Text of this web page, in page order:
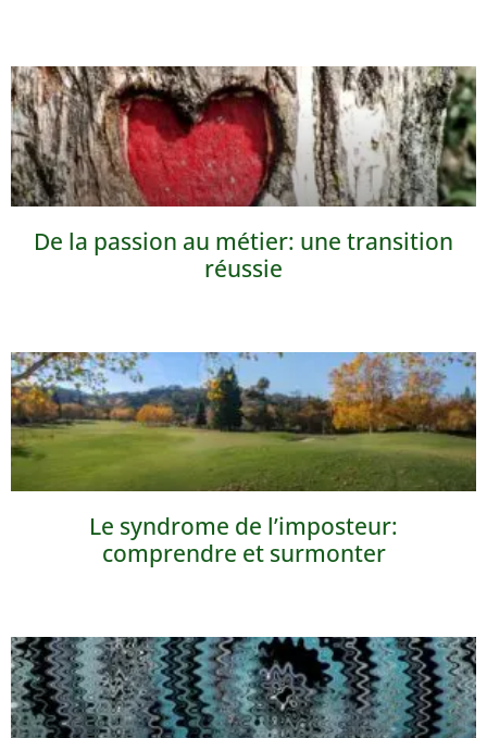
De la passion au métier: une transition
réussie
Le syndrome de l’imposteur:
comprendre et surmonter